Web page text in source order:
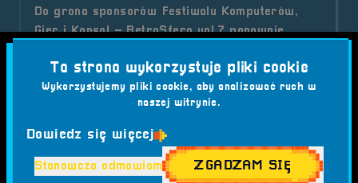
Do grona sponsorów Festiwalu Komputerów,
Gier i Konsol – RetroSfera vol.7 ponownie
Ten lokalny serwis komputerowy działa
nieprzerwanie od 1998 roku, wspierając
mieszkańców i inicjatywy technologiczne w
regionie. Sprawdź, czym się zajmuje i dlaczego
warto znać tego partnera RetroSfery!
Kategorie wpisu: Aktualności RetroSfera vol. 7 Sponsor
Ta strona wykorzystuje pliki cookie
Wykorzystujemy pliki cookie, aby analizować ruch w
naszej witrynie.
Dowiedz się więcej
Stanowczo odmawiam ZGADZAM SIĘ